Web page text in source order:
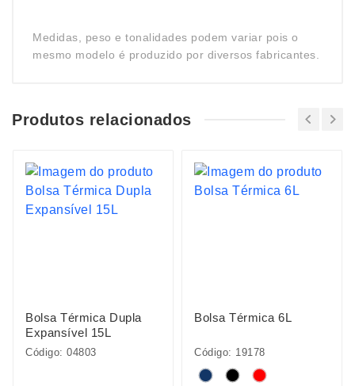
Medidas, peso e tonalidades podem variar pois o
mesmo modelo é produzido por diversos fabricantes.
Produtos relacionados
Bolsa Térmica Dupla
Expansível 15L
Código: 04803
Bolsa Térmica 6L
Código: 19178